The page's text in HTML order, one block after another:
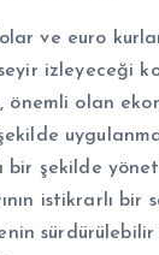
ve euro
seyir izleyeceği
önemli olan
bir şekilde
istikrarlı bir
sürdürülebilir